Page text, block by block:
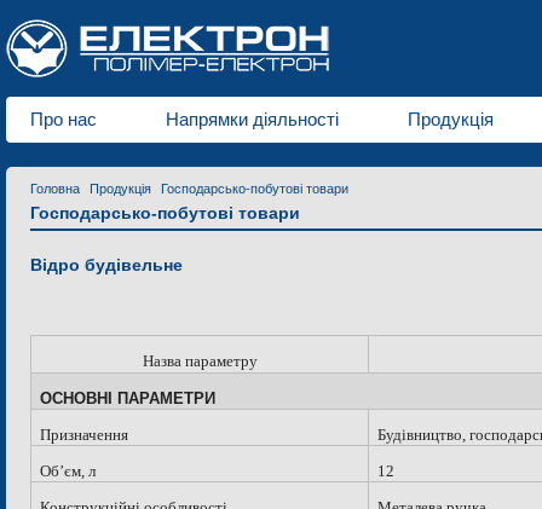
Про нас Напрямки діяльності Продукція
Головна Продукція Господарсько-побутові товари
Господарсько-побутові товари
Відро будівельне
Назва параметру
ОСНОВНІ ПАРАМЕТРИ
Призначення
Будівництво,
Об’єм, л
12